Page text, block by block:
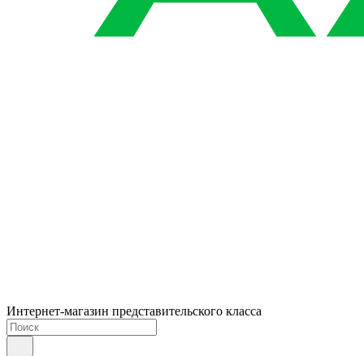
Интернет-магазин представительского класса